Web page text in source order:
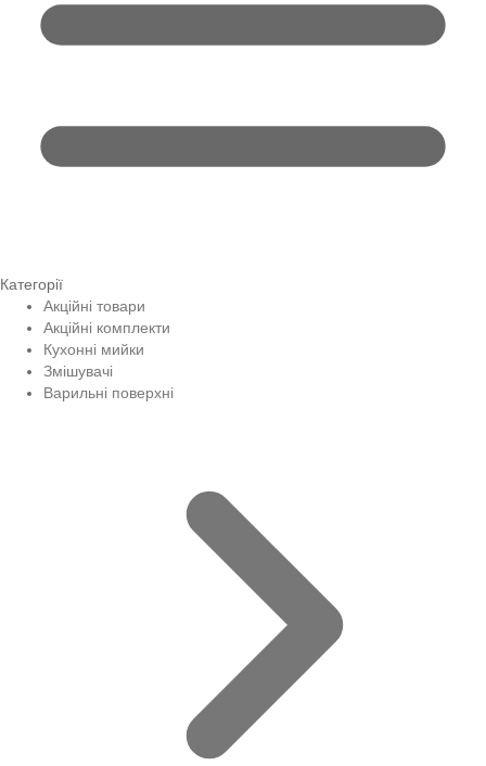
Категорії
Акційні товари
Акційні комплекти
Кухонні мийки
Змішувачі
Варильні поверхні